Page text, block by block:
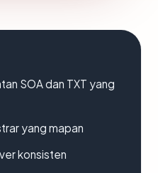
SOA dan TXT yang
yang mapan
konsisten